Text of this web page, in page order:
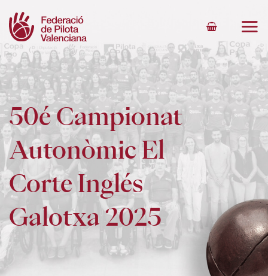
content
50é Campionat
Autonòmic El
Corte Inglés
Galotxa 2025